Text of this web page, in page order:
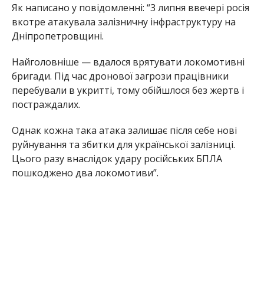
Як написано у повідомленні: “3 липня ввечері росія
вкотре атакувала залізничну інфраструктуру на
Дніпропетровщині.
Найголовніше — вдалося врятувати локомотивні
бригади. Під час дронової загрози працівники
перебували в укритті, тому обійшлося без жертв і
постраждалих.
Однак кожна така атака залишає після себе нові
руйнування та збитки для української залізниці.
Цього разу внаслідок удару російських БПЛА
пошкоджено два локомотиви”.